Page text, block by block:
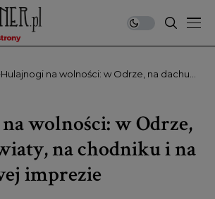
Hulajnogi na wolności: w Odrze, na dachu
wolności: w Odrze,
na chodniku i na
imprezie